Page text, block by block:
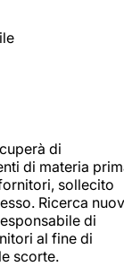
di
di materia
sollecito
Ricerca
di
al fine di
scorte.